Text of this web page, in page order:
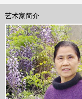
艺术家简介